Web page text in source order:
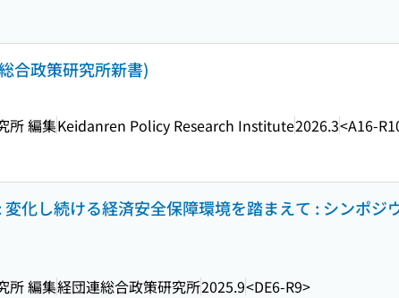
合政策研究所新書)
所 編集Keidanren Policy Research Institute2026.3<A16-
化し続ける経済安全保障環境を踏まえて : シンポジ
所 編集経団連総合政策研究所2025.9<DE6-R9>